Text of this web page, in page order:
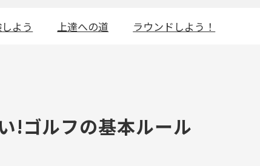
よう 上達への道 ラウンドしよう！
!ゴルフの基本ルール